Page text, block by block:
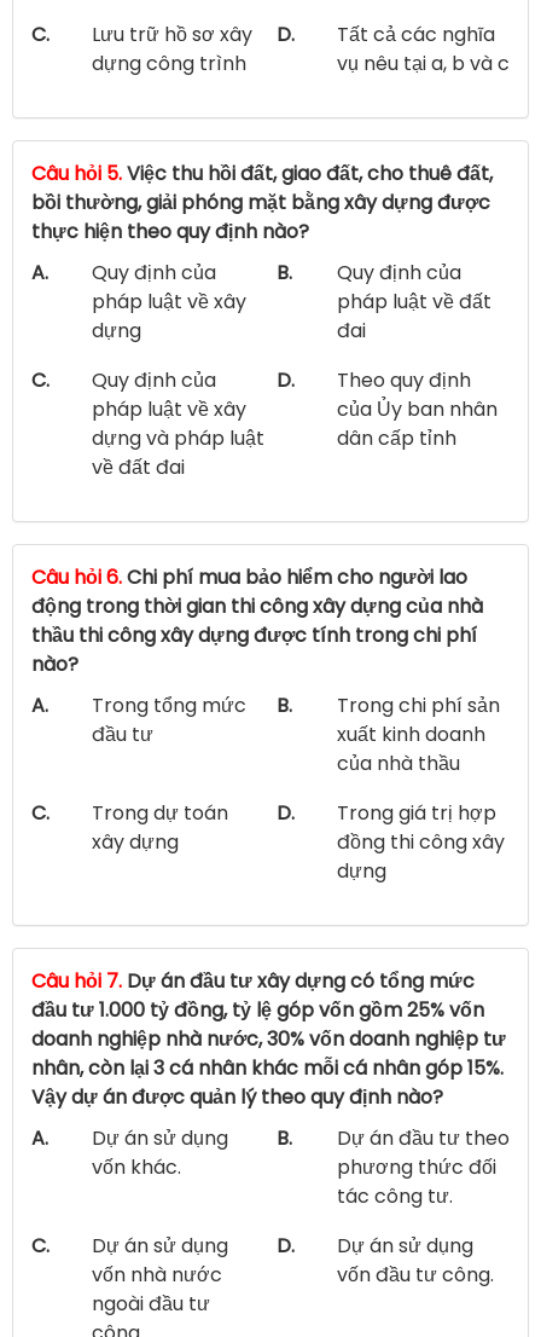
C.
Lưu trữ hồ sơ xây
dựng công trình
D.
Tất cả các nghĩa
vụ nêu tại a, b và c
Câu hỏi 5.Việc thu hồi đất, giao đất, cho thuê đất,
bồi thường, giải phóng mặt bằng xây dựng được
thực hiện theo quy định nào?
A.
Quy định của
pháp luật về xây
dựng
B.
Quy định của
pháp luật về đất
đai
C.
Quy định của
pháp luật về xây
dựng và pháp luật
về đất đai
D.
Theo quy định
của Ủy ban nhân
dân cấp tỉnh
Câu hỏi 6.Chi phí mua bảo hiểm cho người lao
động trong thời gian thi công xây dựng của nhà
thầu thi công xây dựng được tính trong chi phí
nào?
A.
Trong tổng mức
đầu tư
B.
Trong chi phí sản
xuất kinh doanh
của nhà thầu
C.
Trong dự toán
xây dựng
D.
Trong giá trị hợp
đồng thi công xây
dựng
Câu hỏi 7. Dự án đầu tư xây dựng có tổng mức
đầu tư 1.000 tỷ đồng, tỷ lệ góp vốn gồm 25% vốn
doanh nghiệp nhà nước, 30% vốn doanh nghiệp tư
nhân, còn lại 3 cá nhân khác mỗi cá nhân góp 15%.
Vậy dự án được quản lý theo quy định nào?
A.
Dự án sử dụng
vốn khác.
B.
Dự án đầu tư theo
phương thức đối
tác công tư.
C.
Dự án sử dụng
vốn nhà nước
ngoài đầu tư
D.
Dự án sử dụng
vốn đầu tư công.